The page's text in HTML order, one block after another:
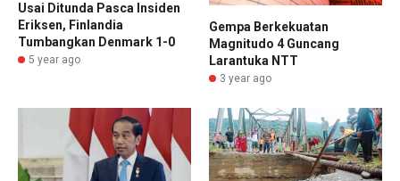
Usai Ditunda Pasca Insiden
Eriksen, Finlandia
Tumbangkan Denmark 1-0
5 year ago
Gempa Berkekuatan
Magnitudo 4 Guncang
Larantuka NTT
3 year ago